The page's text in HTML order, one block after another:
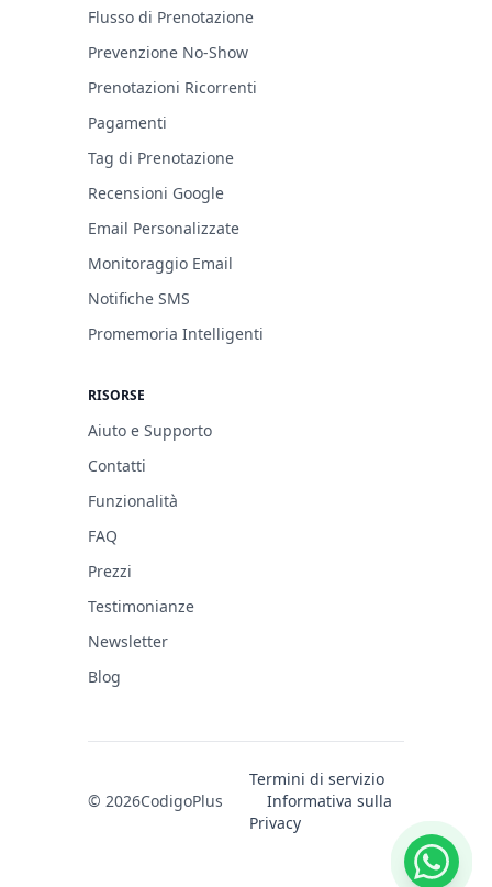
Flusso di Prenotazione
Prevenzione No-Show
Prenotazioni Ricorrenti
Pagamenti
Tag di Prenotazione
Recensioni Google
Email Personalizzate
Monitoraggio Email
Notifiche SMS
Promemoria Intelligenti
RISORSE
Aiuto e Supporto
Contatti
Funzionalità
FAQ
Prezzi
Testimonianze
Newsletter
Blog
© 2026CodigoPlus
Termini di servizio
Informativa sulla
Privacy